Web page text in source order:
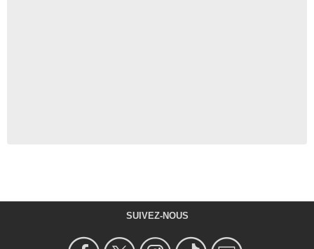
SUIVEZ-NOUS